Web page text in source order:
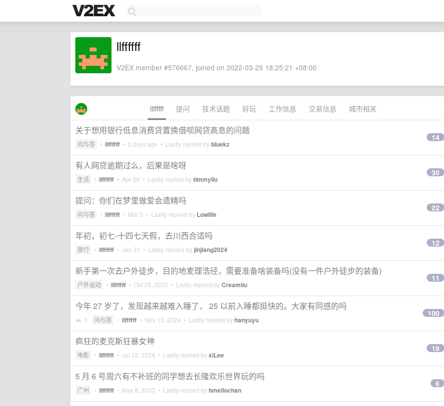
llffffff
V2EX member #576667, joined on 2022-03-25 18:25:21 +08:00
llffffff 提问 技术话题 好玩 工作信息 交易信息 城市相关
关于想用银行低息消费贷置换借呗网贷高息的问题
问与答 • llffffff • 2 days ago • Lastly replied bybluekz
14
有人网贷逾期过么，后果是啥呀
生活 • llffffff • Apr 28 • Lastly replied bytimmyliu
30
提问：你们在梦里做爱会遗精吗
问与答 • llffffff • Mar 5 • Lastly replied by Lowlife
22
年初，初七-十四七天假，去川西合适吗
旅行 • llffffff • Jan 21 • Lastly replied by jinjiang2024
12
新手第一次去户外徒步，目的地麦理浩径，需要准备啥装备吗(没有一件户外徒步的装备)
户外运动 • llffffff • Oct 29, 2025 • Lastly replied byCreamliu
11
今年 27 岁了，发现越来越难入睡了， 25 以前入睡都挺快的。大家有同感的吗
1 问与答 • llffffff • Nov 13, 2024 • Lastly replied byhanyuyu
100
疯狂的麦克斯狂暴女神
电影 • llffffff • Jul 12, 2024 • Lastly replied byxlLee
18
5 月 6 号周六有不补班的同学想去长隆欢乐世界玩的吗
广州 • llffffff • May 8, 2023 • Lastly replied byhmellochan
6